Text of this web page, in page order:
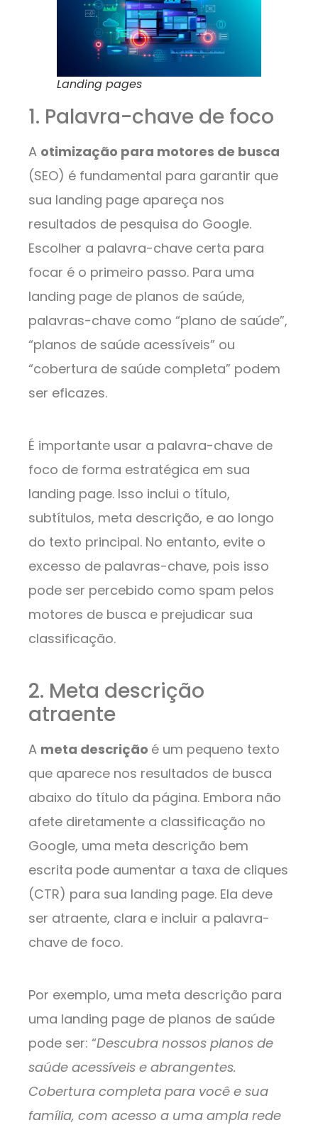
Landing pages
1. Palavra-chave de foco
A otimização para motores de busca
(SEO) é fundamental para garantir que
sua landing page apareça nos
resultados de pesquisa do Google.
Escolher a palavra-chave certa para
focar é o primeiro passo. Para uma
landing page de planos de saúde,
palavras-chave como “plano de saúde”,
“planos de saúde acessíveis” ou
“cobertura de saúde completa” podem
ser eficazes.
É importante usar a palavra-chave de
foco de forma estratégica em sua
landing page. Isso inclui o título,
subtítulos, meta descrição, e ao longo
do texto principal. No entanto, evite o
excesso de palavras-chave, pois isso
pode ser percebido como spam pelos
motores de busca e prejudicar sua
classificação.
2. Meta descrição
atraente
A meta descrição é um pequeno texto
que aparece nos resultados de busca
abaixo do título da página. Embora não
afete diretamente a classificação no
Google, uma meta descrição bem
escrita pode aumentar a taxa de cliques
(CTR) para sua landing page. Ela deve
ser atraente, clara e incluir a palavra-
chave de foco.
Por exemplo, uma meta descrição para
uma landing page de planos de saúde
pode ser: “Descubra nossos planos de
saúde acessíveis e abrangentes.
Cobertura completa para você e sua
família, com acesso a uma ampla rede